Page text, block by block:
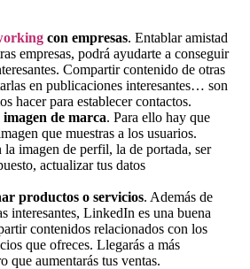
con empresas. Entablar amistad
empresas, podrá ayudarte a conseguir
Compartir contenido de otras
en publicaciones interesantes… son
hacer para establecer contactos.
de marca. Para ello hay que
que muestras a los usuarios.
la imagen de perfil, la de portada, ser
actualizar tus datos
productos o servicios. Además de
interesantes, LinkedIn es una buena
contenidos relacionados con los
que ofreces. Llegarás a más
que aumentarás tus ventas.